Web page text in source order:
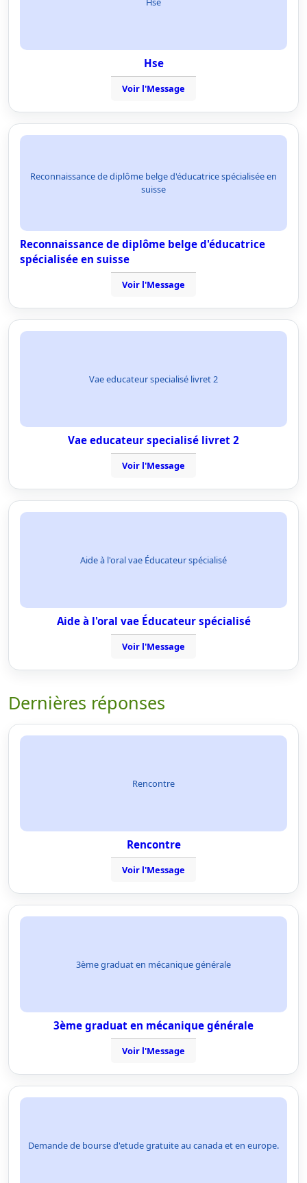
Hse
Voir l'Message
Reconnaissance de diplôme belge d'éducatrice spécialisée en
suisse
Reconnaissance de diplôme belge d'éducatrice
spécialisée en suisse
Voir l'Message
Vae educateur specialisé livret 2
Vae educateur specialisé livret 2
Voir l'Message
Aide à l'oral vae Éducateur spécialisé
Aide à l'oral vae Éducateur spécialisé
Voir l'Message
Dernières réponses
Rencontre
Rencontre
Voir l'Message
3ème graduat en mécanique générale
3ème graduat en mécanique générale
Voir l'Message
Demande de bourse d'etude gratuite au canada et en europe.